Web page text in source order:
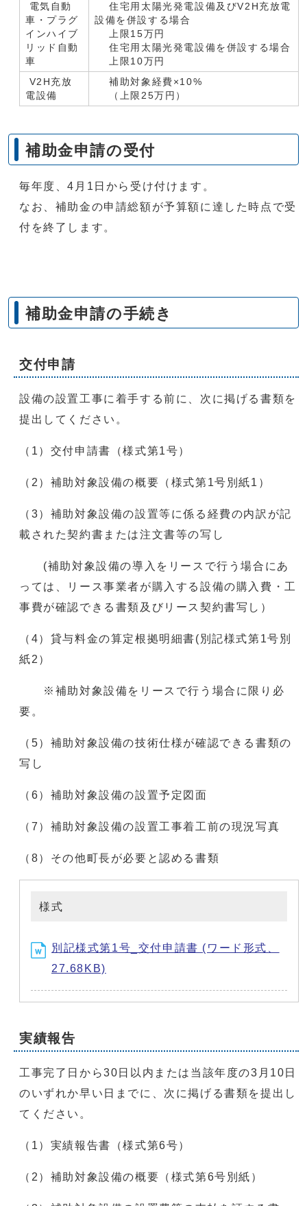
電気自動
車・プラグ
インハイブ
リッド自動
車
住宅用太陽光発電設備及びV2H充放電
設備を併設する場合
上限15万円
住宅用太陽光発電設備を併設する場合
上限10万円
V2H充放
電設備
補助対象経費×10%
（上限25万円）
補助金申請の受付
毎年度、4月1日から受け付けます。
なお、補助金の申請総額が予算額に達した時点で受
付を終了します。
補助金申請の手続き
交付申請
設備の設置工事に着手する前に、次に掲げる書類を
提出してください。
（1）交付申請書（様式第1号）
（2）補助対象設備の概要（様式第1号別紙1）
（3）補助対象設備の設置等に係る経費の内訳が記
載された契約書または注文書等の写し
(補助対象設備の導入をリースで行う場合にあ
っては、リース事業者が購入する設備の購入費・工
事費が確認できる書類及びリース契約書写し）
（4）貸与料金の算定根拠明細書(別記様式第1号別
紙2）
※補助対象設備をリースで行う場合に限り必
要。
（5）補助対象設備の技術仕様が確認できる書類の
写し
（6）補助対象設備の設置予定図面
（7）補助対象設備の設置工事着工前の現況写真
（8）その他町長が必要と認める書類
様式
別記様式第1号_交付申請書 (ワード形式、
27.68KB)
実績報告
工事完了日から30日以内または当該年度の3月10日
のいずれか早い日までに、次に掲げる書類を提出し
てください。
（1）実績報告書（様式第6号）
（2）補助対象設備の概要（様式第6号別紙）